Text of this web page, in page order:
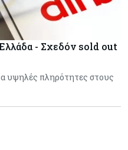
- Σχεδόν sold out
υψηλές πληρότητες στους